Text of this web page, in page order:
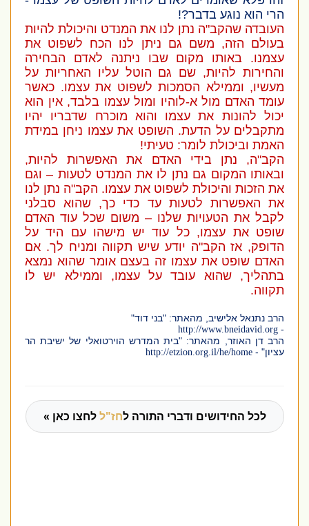
הרי הוא נוגע בדבר?!
העובדה שהקב"ה נתן לנו את המנדט והיכולת להיות
בעולם הזה, משם גם ניתן לנו הכח לשפוט את
עצמנו. באותו מקום שבו ניתנה לאדם הבחירה
והחירות להיות, שם גם הוטל עליו האחריות על
מעשיו, וממילא הסמכות לשפוט את עצמו. כאשר
עומד האדם מול א-לוהיו ומול עצמו בלבד, אין הוא
יכול להונות את עצמו והוא מוכרח שדבריו יהיו
מתקבלים על הדעת. השופט את עצמו ניחן במידת
האמת וביכולת לומר: טעיתי!
הקב"ה, נתן בידי האדם את האפשרות להיות,
ובאותו המקום גם נתן לו את המנדט לטעות – וגם
את הזכות והיכולת לשפוט את עצמו. הקב"ה נתן לנו
את האפשרות לטעות עד כדי כך, שהוא סבלני
לקבל את הטעויות שלנו – משום שכל עוד האדם
שופט את עצמו, כל עוד יש מישהו עם היד על
הדופק, אז הקב"ה יודע שיש תקווה ומניח לך. אם
האדם שופט את עצמו זה בעצם אומר שהוא נמצא
בתהליך, שהוא עובד על עצמו, וממילא יש לו
תקווה.
הרב נתנאל אלישיב,מהאתר: "בני דוד"
http://www.bneidavid.org
הרב דן האוזר, מהאתר: "בית המדרש הוירטואלי של ישיבת הר
עציון" -http://etzion.org.il/he/home
לכל החידושים ודברי התורה לחז"ללחצו כאן »